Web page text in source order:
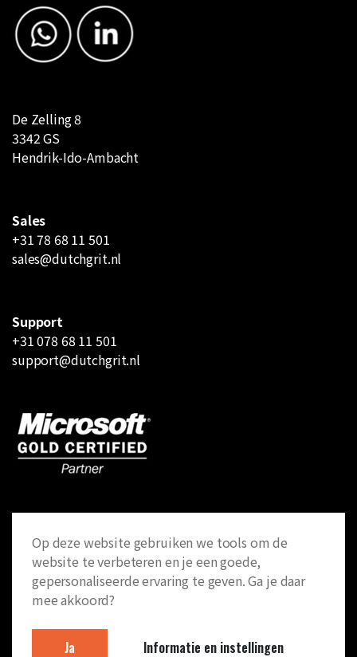
De Zelling 8
3342 GS
Hendrik-Ido-Ambacht
Sales
+31 78 68 11 501
sales@dutchgrit.nl
Support
+31 078 68 11 501
support@dutchgrit.nl
© 2026 Dutch Grit. Alle rechten voorbehouden
Privacy statement
Op deze website gebruiken we tools om de
website te verbeteren en je een goede,
gepersonaliseerde ervaring te geven. Ga je daar
mee akkoord?
Ja Informatie en instellingen